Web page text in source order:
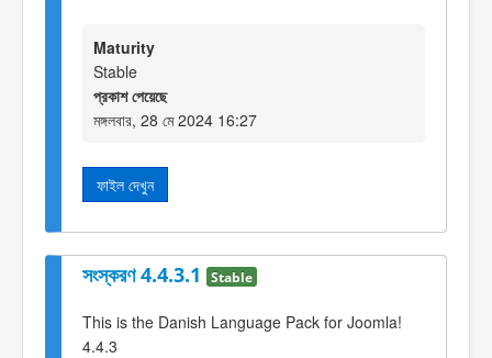
Maturity
Stable
প্রকাশ পেয়েছে
মঙ্গলবার, 28 মে 2024 16:27
ফাইল দেখুন
সংস্করণ 4.4.3.1 Stable
This is the Danish Language Pack for Joomla!
4.4.3